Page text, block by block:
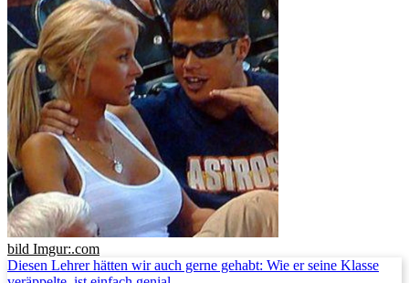
bild Imgur:.com
Diesen Lehrer hätten wir auch gerne gehabt: Wie er seine Klasse